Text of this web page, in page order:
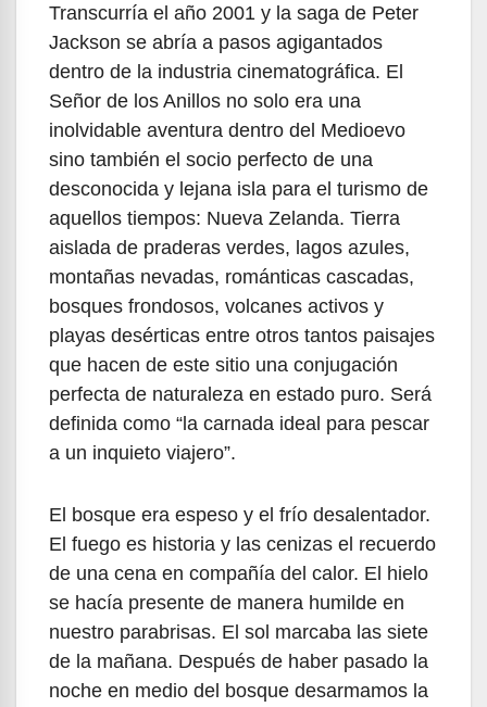
Transcurría el año 2001 y la saga de Peter
Jackson se abría a pasos agigantados
dentro de la industria cinematográfica. El
Señor de los Anillos no solo era una
inolvidable aventura dentro del Medioevo
sino también el socio perfecto de una
desconocida y lejana isla para el turismo de
aquellos tiempos: Nueva Zelanda. Tierra
aislada de praderas verdes, lagos azules,
montañas nevadas, románticas cascadas,
bosques frondosos, volcanes activos y
playas desérticas entre otros tantos paisajes
que hacen de este sitio una conjugación
perfecta de naturaleza en estado puro. Será
definida como “la carnada ideal para pescar
a un inquieto viajero”.
El bosque era espeso y el frío desalentador.
El fuego es historia y las cenizas el recuerdo
de una cena en compañía del calor. El hielo
se hacía presente de manera humilde en
nuestro parabrisas. El sol marcaba las siete
de la mañana. Después de haber pasado la
noche en medio del bosque desarmamos la